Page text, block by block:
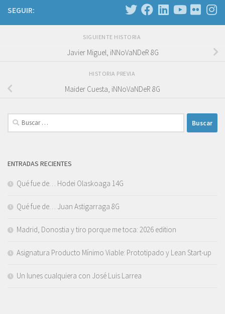
SEGUIR:
SIGUIENTE HISTORIA
Javier Miguel, iNNoVaNDeR 8G
HISTORIA PREVIA
Maider Cuesta, iNNoVaNDeR 8G
Buscar:
ENTRADAS RECIENTES
Qué fue de… Hodei Olaskoaga 14G
Qué fue de… Juan Astigarraga 8G
Madrid, Donostia y tiro porque me toca: 2026 edition
Asignatura Producto Mínimo Viable: Prototipado y Lean Start-up
Un lunes cualquiera con José Luis Larrea